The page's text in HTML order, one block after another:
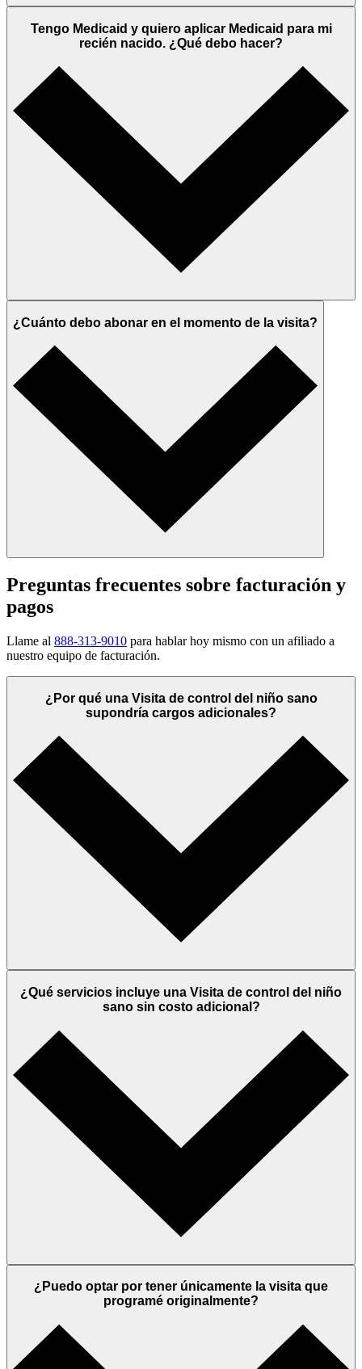
Tengo Medicaid y quiero aplicar Medicaid para mi
recién nacido. ¿Qué debo hacer?
¿Cuánto debo abonar en el momento de la visita?
Preguntas frecuentes sobre facturación y
pagos
Llame al 888-313-9010 para hablar hoy mismo con un afiliado a
nuestro equipo de facturación.
¿Por qué una Visita de control del niño sano
supondría cargos adicionales?
¿Qué servicios incluye una Visita de control del niño
sano sin costo adicional?
¿Puedo optar por tener únicamente la visita que
programé originalmente?